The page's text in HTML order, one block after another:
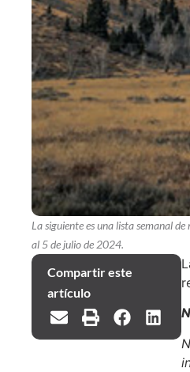
La siguiente es una lista semanal
al 5 de julio de 2024.
Compartir este
artículo